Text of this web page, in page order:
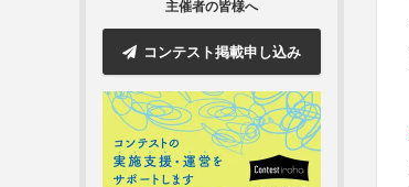
主催者の皆様へ
コンテスト掲載申し込み